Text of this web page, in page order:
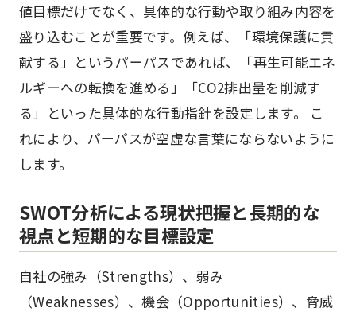
値目標だけでなく、具体的な行動や取り組み内容を
盛り込むことが重要です。例えば、「環境保護に貢
献する」というパーパスであれば、「再生可能エネ
ルギーへの転換を進める」「CO2排出量を削減す
る」といった具体的な行動指針を設定します。 こ
れにより、パーパスが空虚な言葉にならないように
します。
SWOT分析による現状把握と長期的な
視点と短期的な目標設定
自社の強み（Strengths）、弱み
（Weaknesses）、機会（Opportunities）、脅威